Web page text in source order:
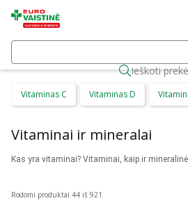
Ieškoti
Vitaminas C Vitaminas D
Vitaminai ir mineralai
Rodomi produktai 44 iš 921